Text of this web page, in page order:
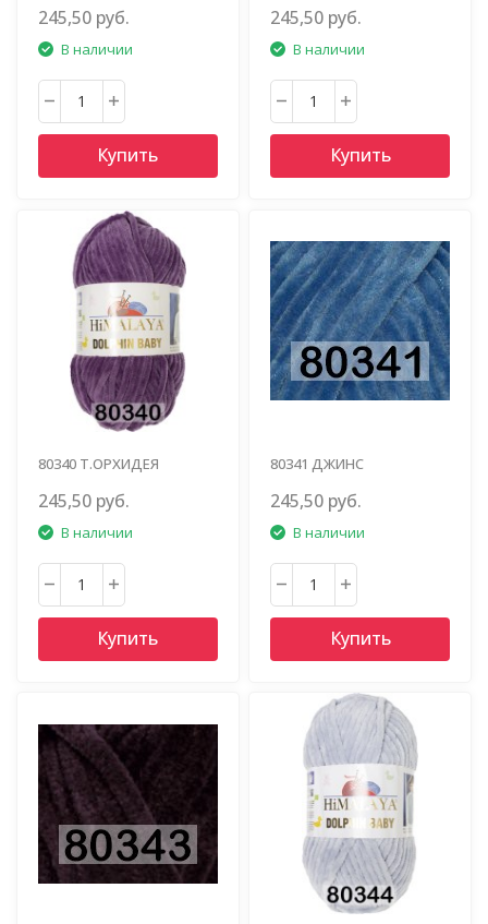
245,50 руб.
В наличии
Купить
245,50 руб.
В наличии
Купить
80340 Т.ОРХИДЕЯ
245,50 руб.
В наличии
Купить
80341 ДЖИНС
245,50 руб.
В наличии
Купить